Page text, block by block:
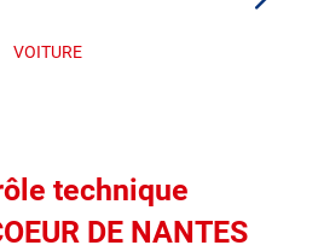
VOITURE
technique
DE NANTES